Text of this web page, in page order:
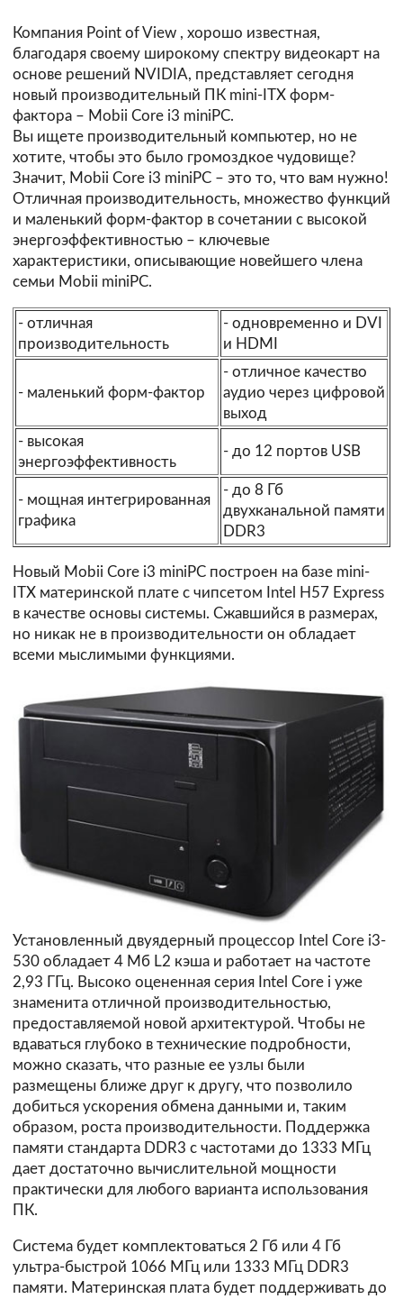
Компания Point of View , хорошо известная,
благодаря своему широкому спектру видеокарт на
основе решений NVIDIA, представляет сегодня
новый производительный ПК mini-ITX форм-
фактора – Mobii Core i3 miniPC.
Вы ищете производительный компьютер, но не
хотите, чтобы это было громоздкое чудовище?
Значит, Mobii Core i3 miniPC – это то, что вам нужно!
Отличная производительность, множество функций
и маленький форм-фактор в сочетании с высокой
энергоэффективностью – ключевые
характеристики, описывающие новейшего члена
семьи Mobii miniPC.
- отличная
производительность
- одновременно и DVI
и HDMI
- маленький форм-фактор
- отличное качество
аудио через цифровой
выход
- высокая
энергоэффективность
- до 12 портов USB
- мощная интегрированная
графика
- до 8 Гб
двухканальной памяти
DDR3
Новый Mobii Core i3 miniPC построен на базе mini-
ITX материнской плате с чипсетом Intel H57 Express
в качестве основы системы. Сжавшийся в размерах,
но никак не в производительности он обладает
всеми мыслимыми функциями.
Установленный двуядерный процессор Intel Core i3-
530 обладает 4 Мб L2 кэша и работает на частоте
2,93 ГГц. Высоко оцененная серия Intel Core i уже
знаменита отличной производительностью,
предоставляемой новой архитектурой. Чтобы не
вдаваться глубоко в технические подробности,
можно сказать, что разные ее узлы были
размещены ближе друг к другу, что позволило
добиться ускорения обмена данными и, таким
образом, роста производительности. Поддержка
памяти стандарта DDR3 с частотами до 1333 МГц
дает достаточно вычислительной мощности
практически для любого варианта использования
ПК.
Система будет комплектоваться 2 Гб или 4 Гб
ультра-быстрой 1066 МГц или 1333 МГц DDR3
памяти. Материнская плата будет поддерживать до